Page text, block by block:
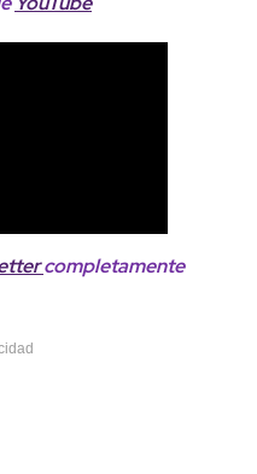
completamente